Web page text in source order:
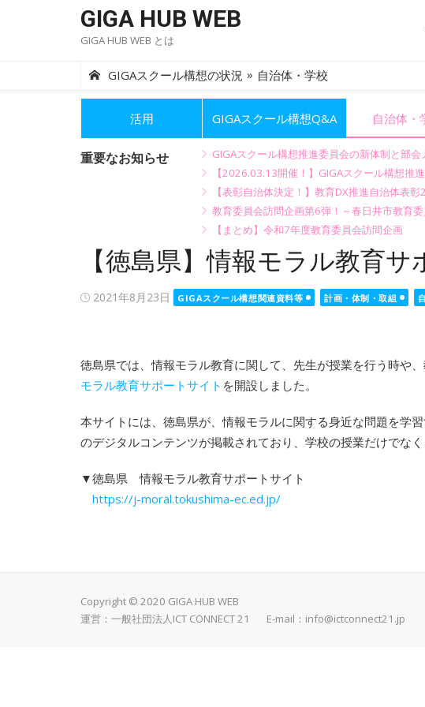
GIGA HUB WEB
GIGA HUB WEB とは
GIGAスクール構想の状況 » 自治体・学校
活用 GIGAスクール構想Q&A 自治体・
重要なお知らせ
GIGAスクール構想推進委員会の新体制と部
【2026.03.13開催！】GIGAスクール構想推
【表彰自治体決定！】教育DX推進自治体表
教育委員会訪問企画第6弾！～春日井市教育
【まとめ】令和7年度教育委員会訪問企画
【徳島県】情報モラル教育サ
Posted
2021年8月23日 GIGAスクール構想関連資料等 計画・体制・取組
徳島県では、情報モラル教育に関して、先生が授業を行う時や
モラル教育サポートサイト を開設しました。
本サイトには、徳島県が、情報モラルに関する身近な問題を学
のデジタルコンテンツが掲載されており、学校の授業だけでな
▼徳島県 情報モラル教育サポートサイト
https://j-moral.tokushima-ec.ed.jp/
Copyright © 2020 GIGA HUB WEB
運営：一般社団法人ICT CONNECT 21 E-mail： info@ictconnect21.jp